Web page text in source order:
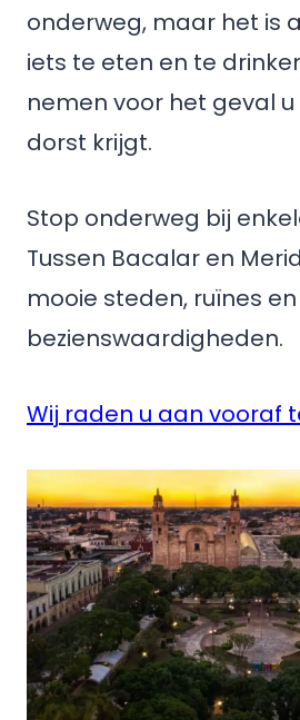
onderweg, maar het is
iets te eten en te
nemen voor het geval
dorst krijgt.
Stop onderweg bij
Tussen Bacalar en
mooie steden, ruïnes
bezienswaardigheden.
Wij raden u aan vooraf